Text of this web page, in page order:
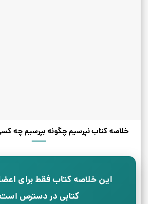
خلاصه کتاب نپرسیم چگونه بپرسیم چه
این خلاصه کتاب فقط برای
کتابی در دسترس است